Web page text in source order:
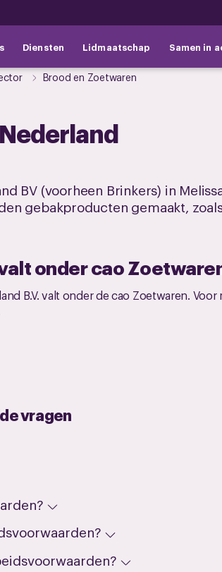
Diensten Lidmaatschap Samen in
Brood en Zoetwaren
BV (voorheen Brinkers) in
gebakproducten gemaakt,
onder cao
B.V. valt onder de cao Zoetwaren.
vragen